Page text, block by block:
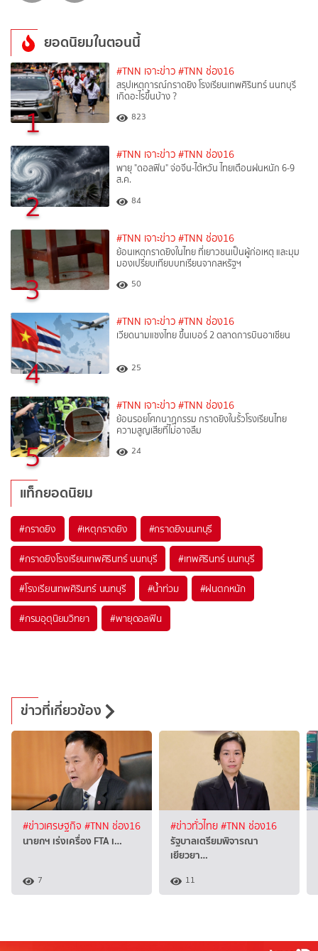
ยอดนิยมในตอนนี้
1
#TNN เจาะข่าว #TNN ช่อง16
สรุปเหตุการณ์กราดยิง โรงเรียนเทพศิรินทร์ นนทบุรี
เกิดอะไรขึ้นบ้าง ?
823
2
#TNN เจาะข่าว #TNN ช่อง16
พายุ "ดอลฟิน" จ่อจีน-ไต้หวัน ไทยเตือนฝนหนัก 6-9
ส.ค.
84
3
#TNN เจาะข่าว #TNN ช่อง16
ย้อนเหตุกราดยิงในไทย ที่เยาวชนเป็นผู้ก่อเหตุ และมุม
มองเปรียบเทียบบทเรียนจากสหรัฐฯ
50
4
#TNN เจาะข่าว #TNN ช่อง16
เวียดนามแซงไทย ขึ้นเบอร์ 2 ตลาดการบินอาเซียน
25
5
#TNN เจาะข่าว #TNN ช่อง16
ย้อนรอยโศกนาฏกรรม กราดยิงในรั้วโรงเรียนไทย
ความสูญเสียที่ไม่อาจลืม
24
แท็กยอดนิยม
#กราดยิง #เหตุกราดยิง #กราดยิงนนทบุรี
#กราดยิงโรงเรียนเทพศิรินทร์ นนทบุรี #เทพศิรินทร์ นนทบุรี
#โรงเรียนเทพศิรินทร์ นนทบุรี #น้ำท่วม #ฝนตกหนัก
#กรมอุตุนิยมวิทยา #พายุดอลฟิน
ข่าวที่เกี่ยวข้อง
#ข่าวเศรษฐกิจ #TNN ช่อง16
นายกฯ เร่งเครื่อง FTA เ…
7
#ข่าวทั่วไทย#TNN ช่อง16
รัฐบาลเตรียมพิจารณา
เยียวยา…
11